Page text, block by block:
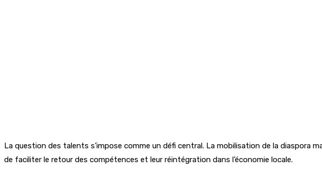
La question des talents s’impose comme un défi central. La mobilisation de la diaspora
de faciliter le retour des compétences et leur réintégration dans l’économie locale.